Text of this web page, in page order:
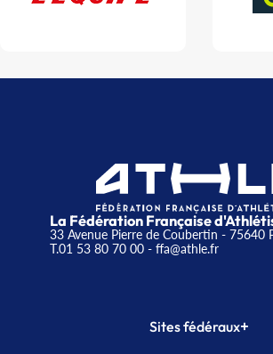
La Fédération Française
33 Avenue Pierre de Coubertin - 75640
T.01 53 80 70 00- ffa@athle.fr
Sites fédéraux+